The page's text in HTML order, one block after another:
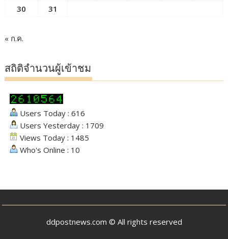
30
31
« ก.ค.
สถิติจำนวนผู้เข้าชม
Users Today : 616
Users Yesterday : 1709
Views Today : 1485
Who's Online : 10
ddpostnews.com © All rights reserved